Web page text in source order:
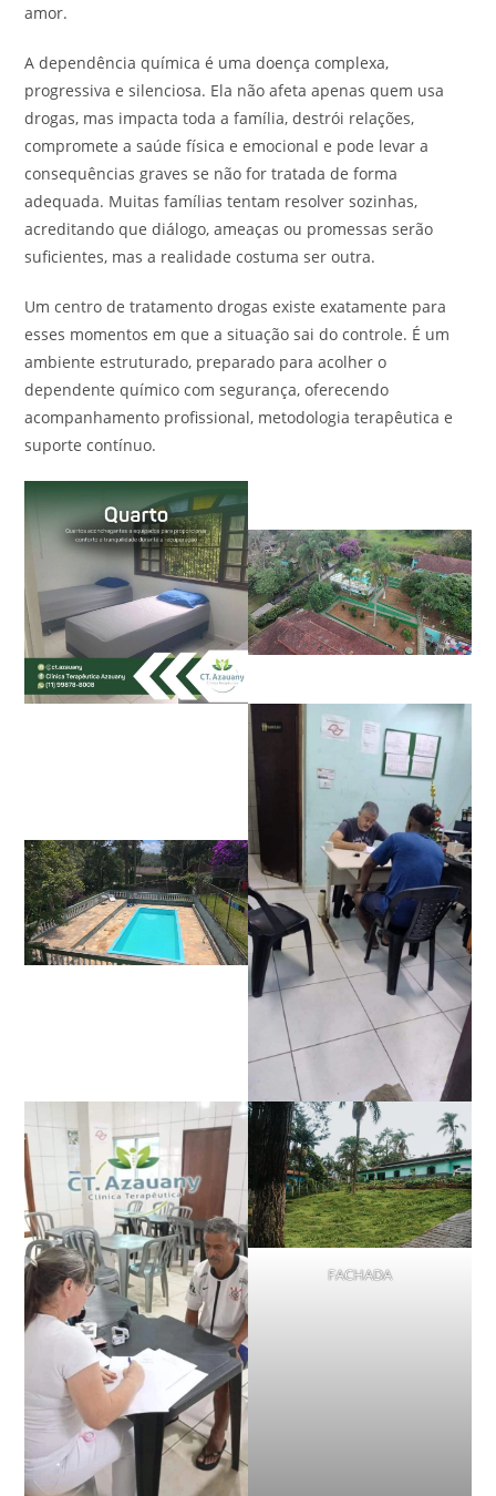
amor.
A dependência química é uma doença complexa,
progressiva e silenciosa. Ela não afeta apenas quem usa
drogas, mas impacta toda a família, destrói relações,
compromete a saúde física e emocional e pode levar a
consequências graves se não for tratada de forma
adequada. Muitas famílias tentam resolver sozinhas,
acreditando que diálogo, ameaças ou promessas serão
suficientes, mas a realidade costuma ser outra.
Um centro de tratamento drogas existe exatamente para
esses momentos em que a situação sai do controle. É um
ambiente estruturado, preparado para acolher o
dependente químico com segurança, oferecendo
acompanhamento profissional, metodologia terapêutica e
suporte contínuo.
FACHADA